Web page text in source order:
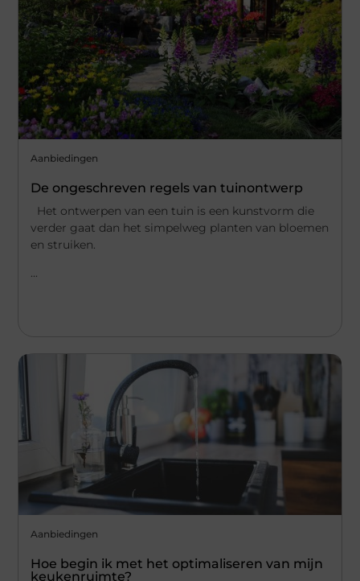
Aanbiedingen
De ongeschreven regels van tuinontwerp
Het ontwerpen van een tuin is een kunstvorm die
verder gaat dan het simpelweg planten van bloemen
en struiken.
...
Aanbiedingen
Hoe begin ik met het optimaliseren van mijn
keukenruimte?